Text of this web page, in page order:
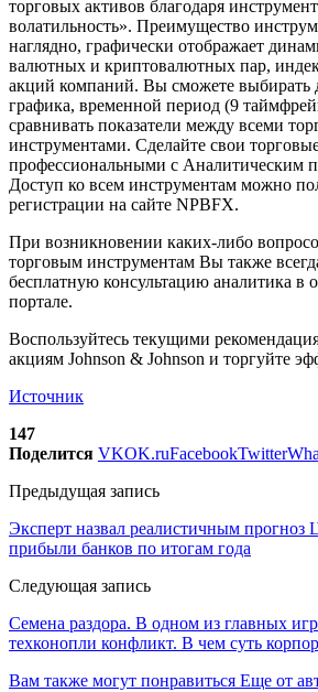
торговых активов благодаря
волатильность». Преимущество
наглядно, графически отображает
валютных и криптовалютных пар,
акций компаний. Вы сможете выбирать
графика, временной период (9
сравнивать показатели между всеми
инструментами. Сделайте свои
профессиональными с Аналитическим
Доступ ко всем инструментам можно
регистрации на сайте NPBFX.
При возникновении каких-либо
торговым инструментам Вы также
бесплатную консультацию аналитика в
портале.
Воспользуйтесь текущими
акциям Johnson & Johnson и торгуйте
Источник
147
Поделится VKOK.ruFacebookTwitter
Предыдущая запись
Эксперт назвал реалистичным
прибыли банков по итогам года
Следующая запись
Семена раздора. В одном из главных
техконопли конфликт. В чем суть
Вам также могут понравиться Еще от